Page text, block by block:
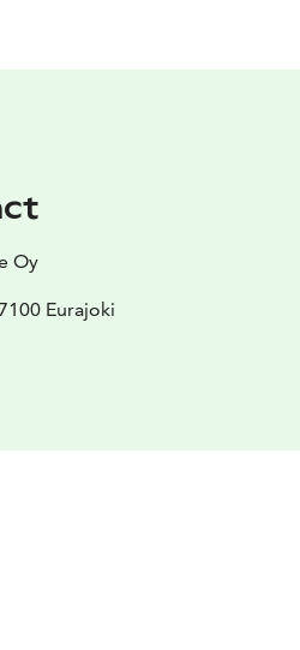
Oy
Eurajoki